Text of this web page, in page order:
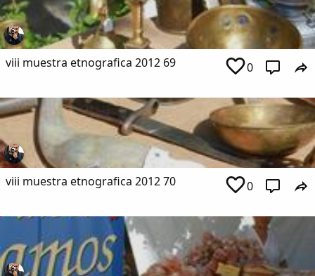
viii muestra etnografica 2012 69 0
viii muestra etnografica 2012 70 0